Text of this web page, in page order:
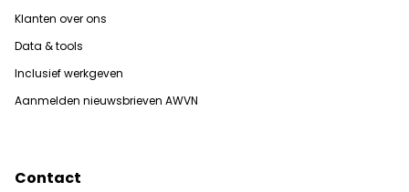
Klanten over ons
Data & tools
Inclusief werkgeven
Aanmelden nieuwsbrieven AWVN
Contact